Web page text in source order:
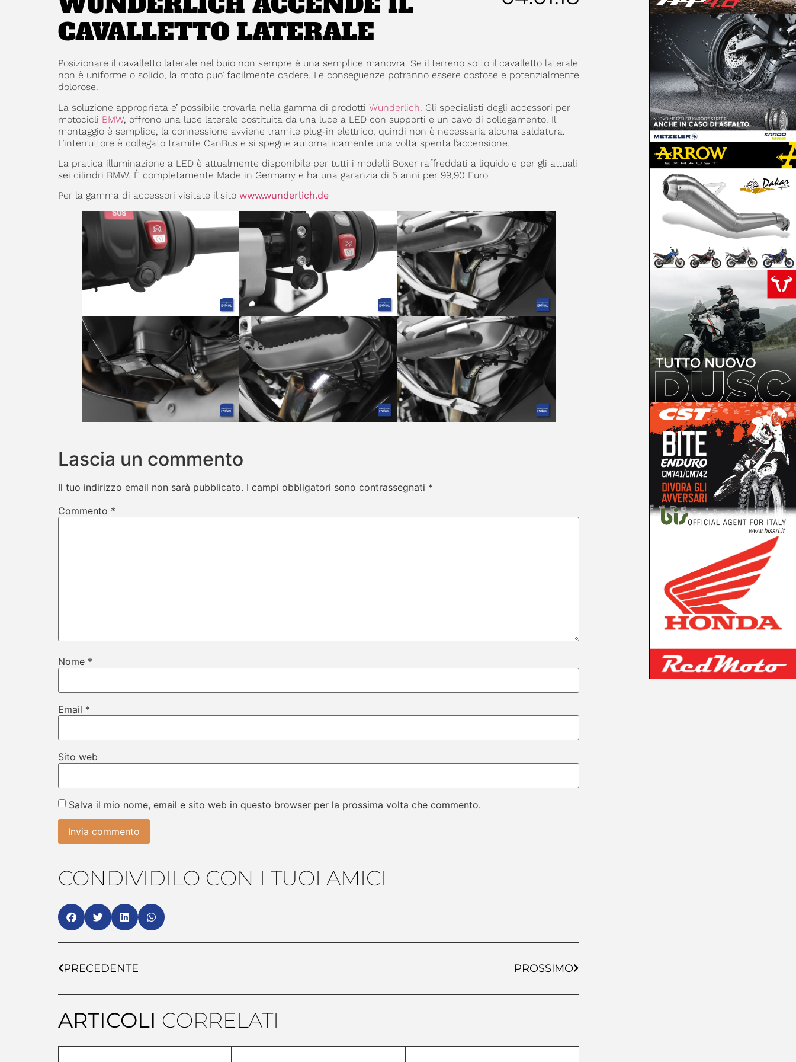
CAVALLETTO LATERALE
Posizionare il cavalletto laterale nel buio non sempre è una semplice manovra. Se il terreno sotto il cavalletto laterale
non è uniforme o solido, la moto puo’ facilmente cadere. Le conseguenze potranno essere costose e potenzialmente
dolorose.
La soluzione appropriata e’ possibile trovarla nella gamma di prodotti Wunderlich. Gli specialisti degli accessori per
motocicli BMW, offrono una luce laterale costituita da una luce a LED con supporti e un cavo di collegamento. Il
montaggio è semplice, la connessione avviene tramite plug-in elettrico, quindi non è necessaria alcuna saldatura.
L’interruttore è collegato tramite CanBus e si spegne automaticamente una volta spenta l’accensione.
La pratica illuminazione a LED è attualmente disponibile per tutti i modelli Boxer raffreddati a liquido e per gli attuali
sei cilindri BMW. È completamente Made in Germany e ha una garanzia di 5 anni per 99,90 Euro.
Per la gamma di accessori visitate il sito www.wunderlich.de
Lascia un commento
Il tuo indirizzo email non sarà pubblicato. I campi obbligatori sono contrassegnati *
Commento *
Nome *
Email *
Sito web
Salva il mio nome, email e sito web in questo browser per la prossima volta che commento.
CONDIVIDILO CON I TUOI AMICI
PRECEDENTE PROSSIMO
ARTICOLI CORRELATI